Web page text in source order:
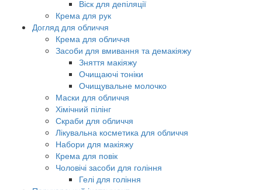
Віск для депіляції
Крема для рук
Догляд для обличчя
Крема для обличчя
Засоби для вмивання та демакіяжу
Зняття макіяжу
Очищаючі тоніки
Очищувальне молочко
Маски для обличчя
Хімічний пілінг
Скраби для обличчя
Лікувальна косметика для обличчя
Набори для макіяжу
Крема для повік
Чоловічі засоби для гоління
Гелі для гоління